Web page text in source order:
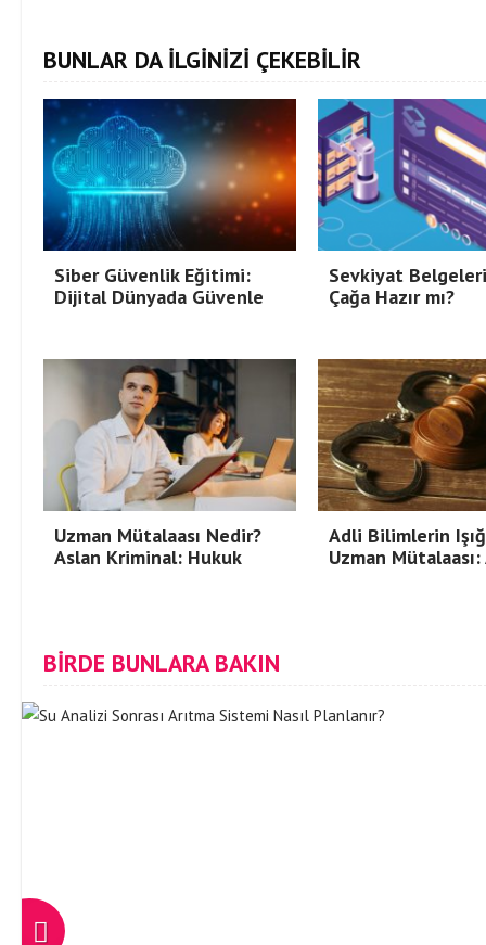
BUNLAR DA İLGİNİZİ ÇEKEBİLİR
Siber Güvenlik Eğitimi:
Dijital Dünyada Güvenle
Sevkiyat
Çağa Hazır mı?
Uzman Mütalaası Nedir?
Aslan Kriminal: Hukuk
Adli Bilimlerin
Uzman
BİRDE BUNLARA BAKIN